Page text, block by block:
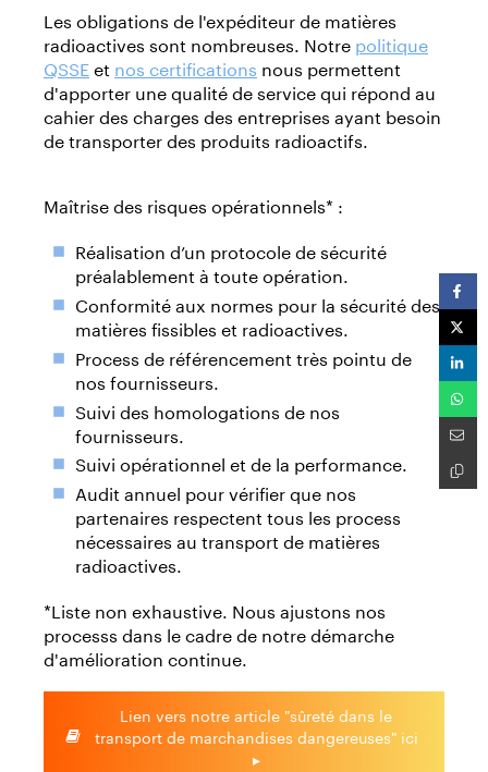
Les obligations de l'expéditeur de matières
radioactives sont nombreuses. Notre politique
QSSEet nos certifications nous permettent
d'apporter une qualité de service qui répond au
cahier des charges des entreprises ayant besoin
de transporter des produits radioactifs.
Maîtrise des risques opérationnels* :
Réalisation d’un protocole de sécurité
préalablement à toute opération.
Conformité aux normes pour la sécurité des
matières fissibles et radioactives.
Process de référencement très pointu de
nos fournisseurs.
Suivi des homologations de nos
fournisseurs.
Suivi opérationnel et de la performance.
Audit annuel pour vérifier que nos
partenaires respectent tous les process
nécessaires au transport de matières
radioactives.
*Liste non exhaustive. Nous ajustons nos
processs dans le cadre de notre démarche
d'amélioration continue.
Lien vers notre article "sûreté dans le
transport de marchandises dangereuses" ici
▸